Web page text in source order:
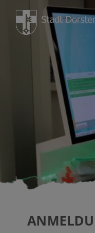
Kultur
Tourismus
Freizeit